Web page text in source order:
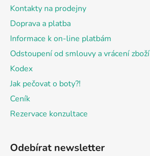
Kontakty na prodejny
Doprava a platba
Informace k on-line platbám
Odstoupení od smlouvy a vrácení zboží
Kodex
Jak pečovat o boty?!
Ceník
Rezervace konzultace
Odebírat newsletter